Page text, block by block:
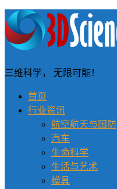
三维科学， 无限可能！
首页
行业资讯
航空航天与国防
汽车
生命科学
生活与艺术
模具